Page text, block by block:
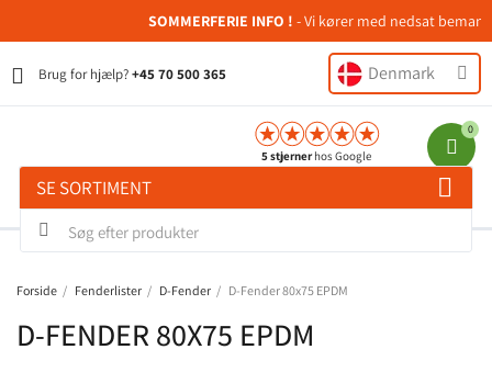
SOMMERFERIE INFO !- Vi kører med nedsat
Brug for hjælp?+45 70 500 365 Denmark
5 stjernerhos Google
SE SORTIMENT
Forside Fenderlister D-Fender D-Fender 80x75 EPDM
D-FENDER 80X75 EPDM